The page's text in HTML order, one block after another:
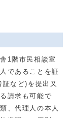
1階市民相談室
であることを証
など)を提出又
請求も可能で
、代理人の本人